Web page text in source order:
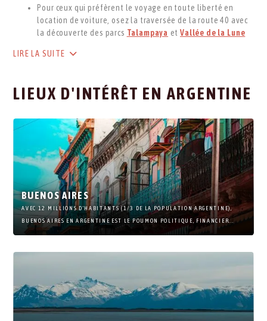
Pour ceux qui préfèrent le voyage en toute liberté en
location de voiture, osez la traversée de la route 40 avec
la découverte des parcs Talampaya etVallée de la Lune
LIRE LA SUITE
LIEUX D'INTÉRÊT EN ARGENTINE
BUENOS AIRES
AVEC 12 MILLIONS D’HABITANTS (1/3 DE LA POPULATION ARGENTINE),
BUENOS AIRES EN ARGENTINE EST LE POUMON POLITIQUE, FINANCIER...